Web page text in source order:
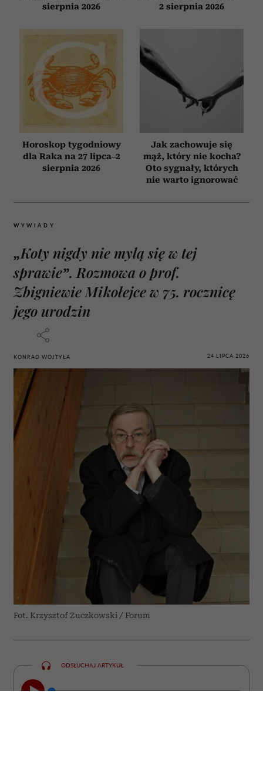
sierpnia 2026
2 sierpnia 2026
Horoskop tygodniowy
dla Raka na 27 lipca–2
sierpnia 2026
Jak zachowuje się
mąż, który nie kocha?
Oto sygnały, których
nie warto ignorować
WYWIADY
„Koty nigdy nie mylą się w tej
sprawie”. Rozmowa o prof.
Zbigniewie Mikołejce w 75. rocznicę
jego urodzin
KONRAD WOJTYŁA 24 LIPCA 2026
Fot. Krzysztof Zuczkowski / Forum
ODSŁUCHAJ ARTYKUŁ